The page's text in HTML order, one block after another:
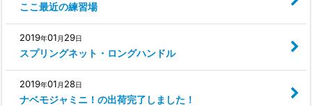
ここ最近の練習場
2019年01 月 29日
スプリングネット・ロングハンドル
2019年01 月 28日
ナベモジャミニ！の出荷完了しました！